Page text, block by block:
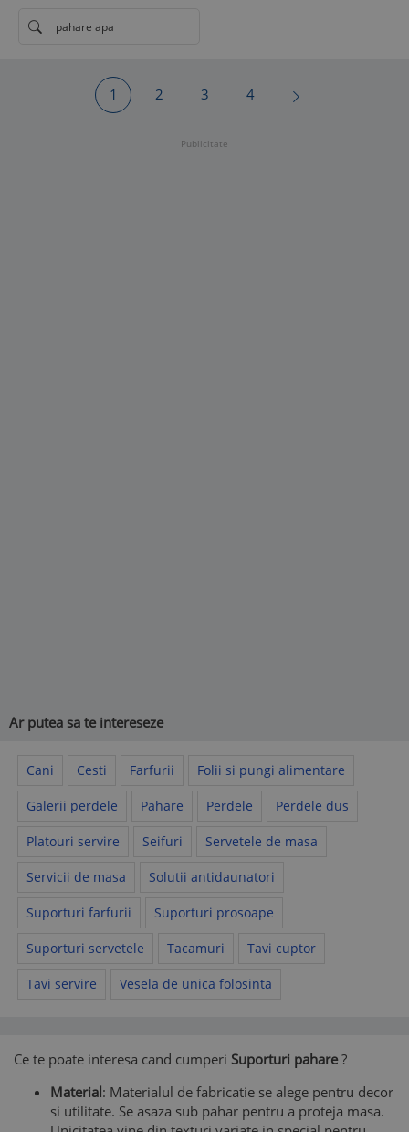
pahare apa
1 2 3 4
Publicitate
Ar putea sa te intereseze
Cani Cesti Farfurii Folii si pungi alimentare
Galerii perdele Pahare Perdele Perdele dus
Platouri servire Seifuri Servetele de masa
Servicii de masa Solutii antidaunatori
Suporturi farfurii Suporturi prosoape
Suporturi servetele Tacamuri Tavi cuptor
Tavi servire Vesela de unica folosinta
Ce te poate interesa cand cumperi Suporturi pahare?
Material: Materialul de fabricatie se alege pentru decor
si utilitate. Se asaza sub pahar pentru a proteja masa.